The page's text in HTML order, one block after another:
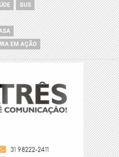
SUS
EM AÇÃO